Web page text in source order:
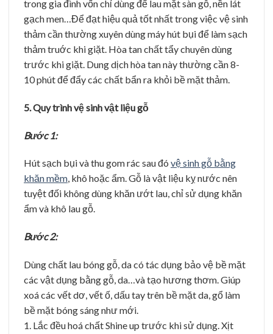
trong gia đình vốn chỉ dùng để lau mặt sàn gỗ, nền lát
gạch men…Để đạt hiệu quả tốt nhất trong việc vệ sinh
thảm cần thường xuyên dùng máy hút bụi để làm sạch
thảm truớc khi giặt. Hòa tan chất tẩy chuyên dùng
trước khi giặt. Dung dịch hòa tan này thường cần 8-
10 phút để đẩy các chất bẩn ra khỏi bề mặt thảm.
5. Quy trình vệ sinh vật liệu gỗ
Bước 1:
Hút sạch bụi và thu gom rác sau đó vệ sinh gỗ bằng
khăn mềm, khô hoặc ẩm. Gỗ là vật liệu kỵ nước nên
tuyệt đối không dùng khăn ướt lau, chỉ sử dụng khăn
ẩm và khô lau gỗ.
Bước 2:
Dùng chất lau bóng gỗ, da có tác dụng bảo vệ bề mặt
các vật dụng bằng gỗ, da…và tạo hương thơm. Giúp
xoá các vết dơ, vết ố, dấu tay trên bề mặt da, gổ làm
bề mặt bóng sáng như mới.
1. Lắc đều hoá chất Shine up trước khi sử dụng. Xịt